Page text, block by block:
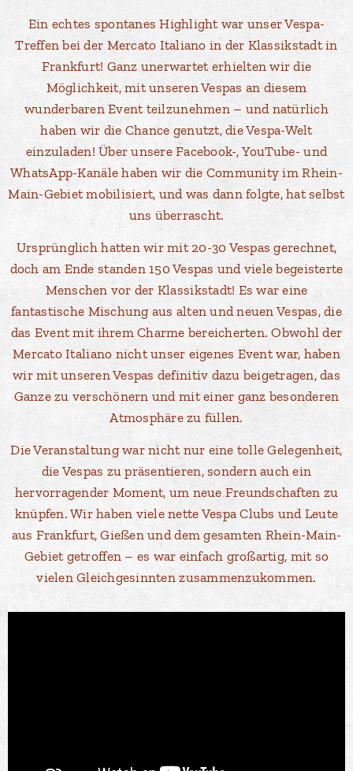
Ein echtes spontanes Highlight war unser Vespa-
Treffen bei der Mercato Italiano in der Klassikstadt in
Frankfurt! Ganz unerwartet erhielten wir die
Möglichkeit, mit unseren Vespas an diesem
wunderbaren Event teilzunehmen – und natürlich
haben wir die Chance genutzt, die Vespa-Welt
einzuladen! Über unsere Facebook-, YouTube- und
WhatsApp-Kanäle haben wir die Community im Rhein-
Main-Gebiet mobilisiert, und was dann folgte, hat selbst
uns überrascht.
Ursprünglich hatten wir mit 20-30 Vespas gerechnet,
doch am Ende standen 150 Vespas und viele begeisterte
Menschen vor der Klassikstadt! Es war eine
fantastische Mischung aus alten und neuen Vespas, die
das Event mit ihrem Charme bereicherten. Obwohl der
Mercato Italiano nicht unser eigenes Event war, haben
wir mit unseren Vespas definitiv dazu beigetragen, das
Ganze zu verschönern und mit einer ganz besonderen
Atmosphäre zu füllen.
Die Veranstaltung war nicht nur eine tolle Gelegenheit,
die Vespas zu präsentieren, sondern auch ein
hervorragender Moment, um neue Freundschaften zu
knüpfen. Wir haben viele nette Vespa Clubs und Leute
aus Frankfurt, Gießen und dem gesamten Rhein-Main-
Gebiet getroffen – es war einfach großartig, mit so
vielen Gleichgesinnten zusammenzukommen.